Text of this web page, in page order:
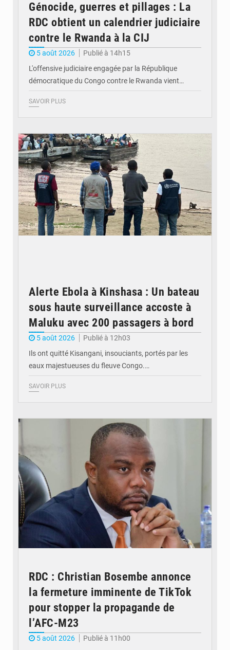
Génocide, guerres et pillages : La
RDC obtient un calendrier judiciaire
contre le Rwanda à la CIJ
5 août 2026
Publié à 14h15
L'offensive judiciaire engagée par la République
démocratique du Congo contre le Rwanda vient…
SAVOIR PLUS
Alerte Ebola à Kinshasa : Un bateau
sous haute surveillance accoste à
Maluku avec 200 passagers à bord
5 août 2026
Publié à 12h03
Ils ont quitté Kisangani, insouciants, portés par les
eaux majestueuses du fleuve Congo.…
SAVOIR PLUS
RDC : Christian Bosembe annonce
la fermeture imminente de TikTok
pour stopper la propagande de
l’AFC-M23
5 août 2026
Publié à 11h00